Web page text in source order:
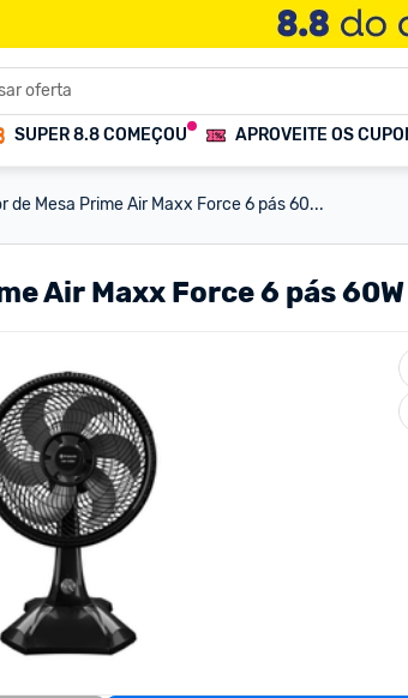
SUPER 8.8 COMEÇOU APROVEITE OS
de Mesa Prime Air Maxx Force 6 pás 60...
Air Maxx Force 6 pás 60W